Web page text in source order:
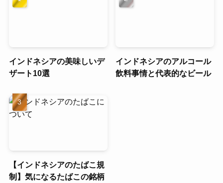
インドネシアの美味しいデ
ザート10選
インドネシアのアルコール
飲料事情と代表的なビール
【インドネシアのたばこ規
制】気になるたばこの銘柄